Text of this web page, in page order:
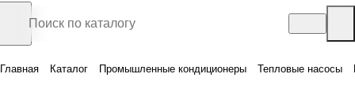
Главная Каталог Промышленные кондиционеры Тепловые насосы